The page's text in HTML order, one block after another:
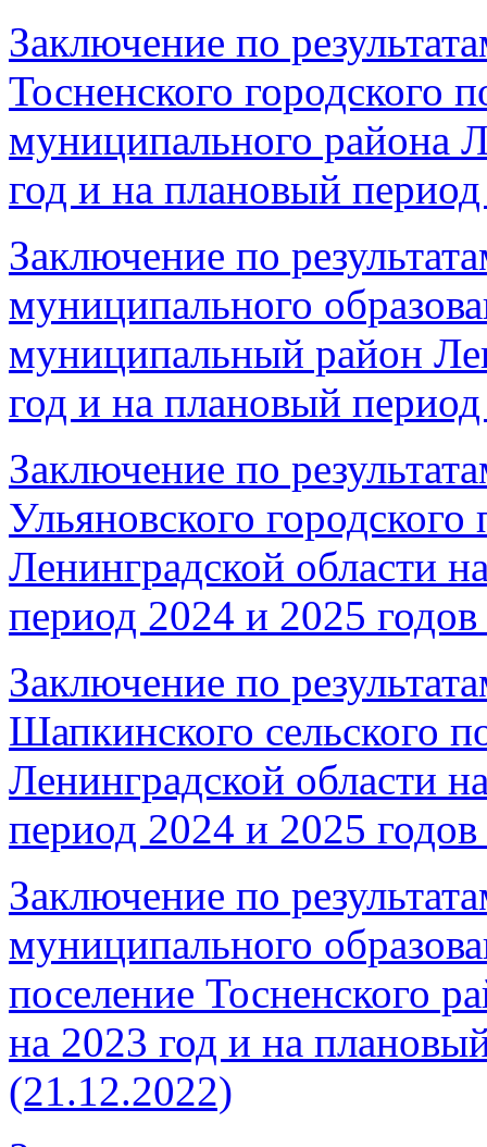
Заключение по
Тосненского городского
муниципального района
год и на плановый
Заключение по
муниципального
муниципальный район
год и на плановый
Заключение по
Ульяновского
Ленинградской области
период 2024 и 2025
Заключение по
Шапкинского сельского
Ленинградской области
период 2024 и 2025
Заключение по
муниципального
поселение Тосненского
на 2023 год и на
(21.12.2022)